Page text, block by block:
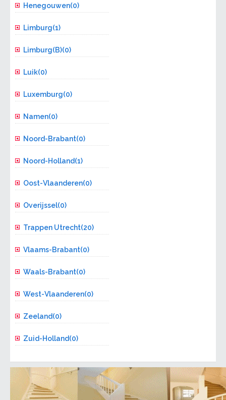
Henegouwen(0)
Limburg(1)
Limburg(B)(0)
Luik(0)
Luxemburg(0)
Namen(0)
Noord-Brabant(0)
Noord-Holland(1)
Oost-Vlaanderen(0)
Overijssel(0)
Trappen Utrecht(20)
Vlaams-Brabant(0)
Waals-Brabant(0)
West-Vlaanderen(0)
Zeeland(0)
Zuid-Holland(0)